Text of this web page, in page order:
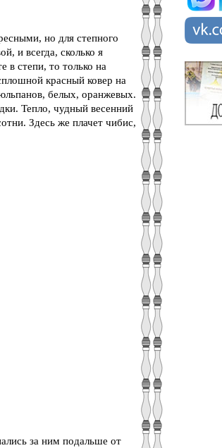
но для степного
и всегда, сколько я
в степи, то только на
красный ковер на
белых, оранжевых.
Тепло, чудный весенний
Здесь же плачет чибис,
за ним подальше от